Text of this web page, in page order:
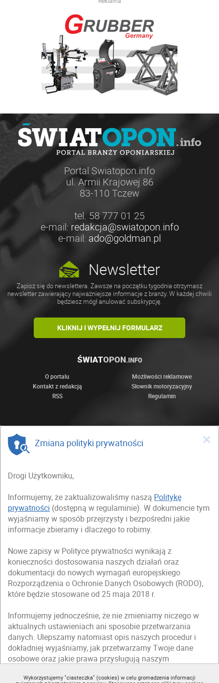
Wykorzystujemy "ciasteczka" (cookies) w celu gromadzenia informacji
Portal Swiatopon.info
ul. Armii Krajowej 86
83-110 Tczew
tel. 58 777 01 25
e-mail: redakcja@swiatopon.info
e-mail: ado@goldman.pl
Newsletter
Zapisz się do newslettera. Zawsze na początku tygodnia otrzymasz
newsletter zawierający najważniejsze informacje z branży. W każdej chwili
będziesz mógł anulować subskrypcję.
KLIKNIJ I WYPEŁNIJ FORMULARZ
ŚWIATOPON.INFO
O portalu
Możliwości reklamowe
Kontakt z redakcją
Słownik motoryzacyjny
RSS
Regulamin
×
Zmiana polityki prywatności
Drogi Użytkowniku,
Informujemy, że zaktualizowaliśmy naszą Politykę
prywatności (dostępną w regulaminie). W dokumencie tym
wyjaśniamy w sposób przejrzysty i bezpośredni jakie
informacje zbieramy i dlaczego to robimy.
Nowe zapisy w Polityce prywatności wynikają z
konieczności dostosowania naszych działań oraz
dokumentacji do nowych wymagań europejskiego
Rozporządzenia o Ochronie Danych Osobowych (RODO),
które będzie stosowane od 25 maja 2018 r.
Informujemy jednocześnie, że nie zmieniamy niczego w
aktualnych ustawieniach ani sposobie przetwarzania
danych. Ulepszamy natomiast opis naszych procedur i
dokładniej wyjaśniamy, jak przetwarzamy Twoje dane
osobowe oraz jakie prawa przysługują naszym